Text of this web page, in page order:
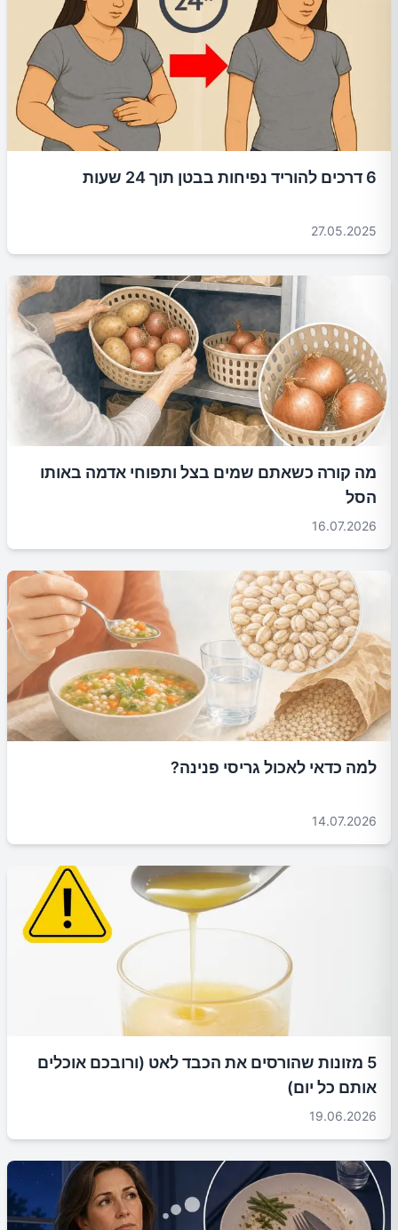
6 דרכים להוריד נפיחות בבטן תוך 24 שעות
27.05.2025
מה קורה כשאתם שמים בצל ותפוחי אדמה באותו
הסל
16.07.2026
למה כדאי לאכול גריסי פנינה?
14.07.2026
5 מזונות שהורסים את הכבד לאט (ורובכם אוכלים
אותם כל יום)
19.06.2026